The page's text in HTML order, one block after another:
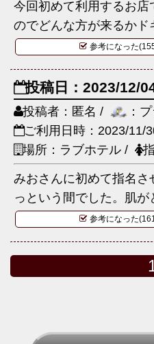
今回初めて利用するお
のでどんな方が来るかド
参考になった
投稿日：2023/12/
投稿者：匿名 /
：
ご利用日時：2023/11/
場所：ラブホテル /
みおさんに初めて指名
っという間でした。肌が
参考になった